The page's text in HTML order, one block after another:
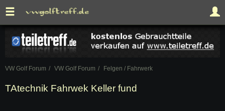
VW Golf Forum VW Golf Forum Felgen / Fahrwerk
TAtechnik Fahrwek Keller fund